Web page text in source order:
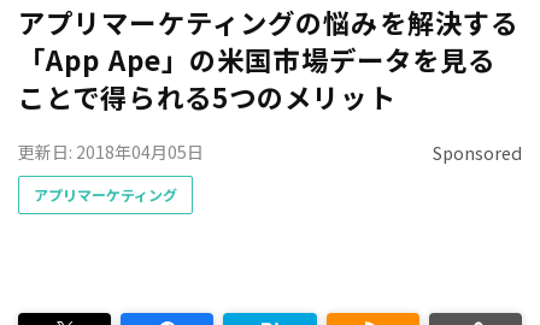
アプリマーケティングの悩みを解決する
「App Ape」の米国市場データを見る
ことで得られる5つのメリット
Sponsored
更新日: 2018年04月05日
アプリマーケティング